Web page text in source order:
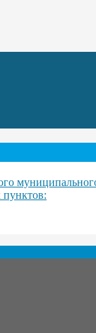
пунктов: